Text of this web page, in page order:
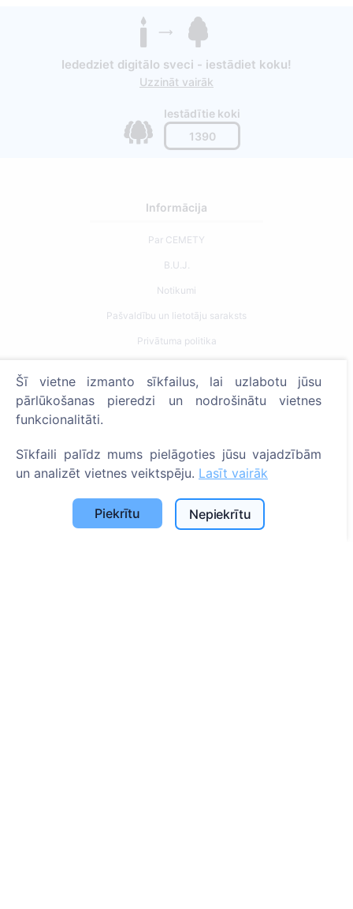
Iededziet digitālo sveci - iestādiet koku!
Uzzināt vairāk
Iestādītie koki
1390
Informācija
Par CEMETY
B.U.J.
Notikumi
Pašvaldību un lietotāju saraksts
Privātuma politika
ES projekti
Meklēšana
Meklēt apbedīto
Meklēt kapsētu
Šī vietne izmanto sīkfailus, lai uzlabotu jūsu
pārlūkošanas pieredzi un nodrošinātu vietnes
funkcionalitāti.
Sīkfaili palīdz mums pielāgoties jūsu vajadzībām
un analizēt vietnes veiktspēju. Lasīt vairāk
Piekrītu Nepiekrītu